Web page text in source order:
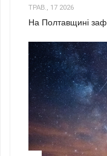
ТРАВ., 17 2026
На Полтавщині